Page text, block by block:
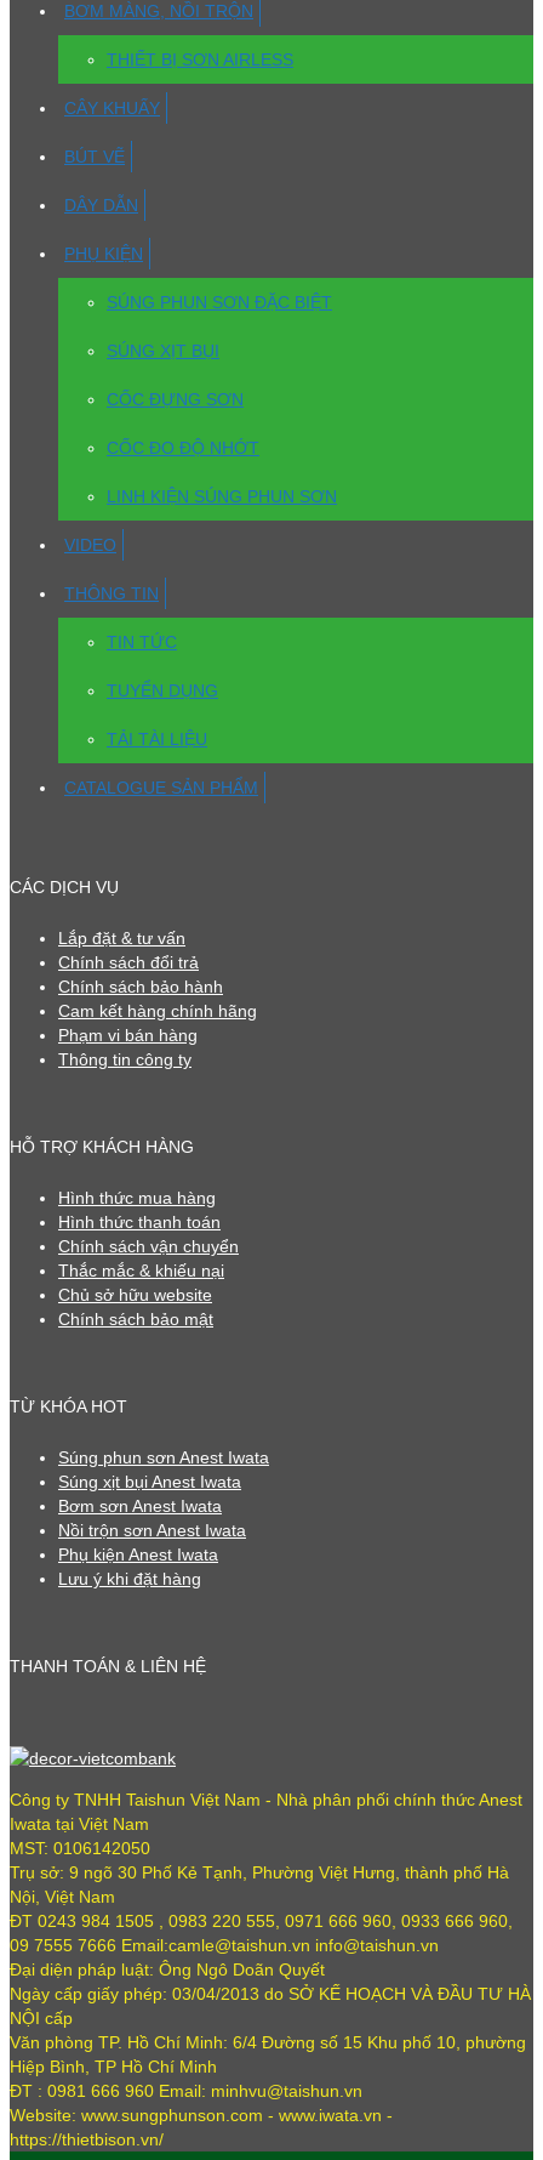
BƠM MÀNG, NỒI TRỘN
THIẾT BỊ SƠN AIRLESS
CÂY KHUẤY
BÚT VẼ
DÂY DẪN
PHỤ KIỆN
SÚNG PHUN SƠN ĐẶC BIỆT
SÚNG XỊT BỤI
CỐC ĐỰNG SƠN
CỐC ĐO ĐỘ NHỚT
LINH KIỆN SÚNG PHUN SƠN
VIDEO
THÔNG TIN
TIN TỨC
TUYỂN DỤNG
TẢI TÀI LIỆU
CATALOGUE SẢN PHẨM
CÁC DỊCH VỤ
Lắp đặt & tư vấn
Chính sách đổi trả
Chính sách bảo hành
Cam kết hàng chính hãng
Phạm vi bán hàng
Thông tin công ty
HỖ TRỢ KHÁCH HÀNG
Hình thức mua hàng
Hình thức thanh toán
Chính sách vận chuyển
Thắc mắc & khiếu nại
Chủ sở hữu website
Chính sách bảo mật
TỪ KHÓA HOT
Súng phun sơn Anest Iwata
Súng xịt bụi Anest Iwata
Bơm sơn Anest Iwata
Nồi trộn sơn Anest Iwata
Phụ kiện Anest Iwata
Lưu ý khi đặt hàng
THANH TOÁN & LIÊN HỆ
Công ty TNHH Taishun Việt Nam - Nhà phân phối chính thức Anest
Iwata tại Việt Nam
MST: 0106142050
Trụ sở: 9 ngõ 30 Phố Kẻ Tạnh, Phường Việt Hưng, thành phố Hà
Nội, Việt Nam
ĐT 0243 984 1505 , 0983 220 555, 0971 666 960, 0933 666 960,
09 7555 7666 Email:camle@taishun.vn info@taishun.vn
Đại diện pháp luật: Ông Ngô Doãn Quyết
Ngày cấp giấy phép: 03/04/2013 do SỞ KẾ HOẠCH VÀ ĐẦU TƯ HÀ
NỘI cấp
Văn phòng TP. Hồ Chí Minh: 6/4 Đường số 15 Khu phố 10, phường
Hiệp Bình, TP Hồ Chí Minh
ĐT : 0981 666 960 Email: minhvu@taishun.vn
Website: www.sungphunson.com - www.iwata.vn -
https://thietbison.vn/